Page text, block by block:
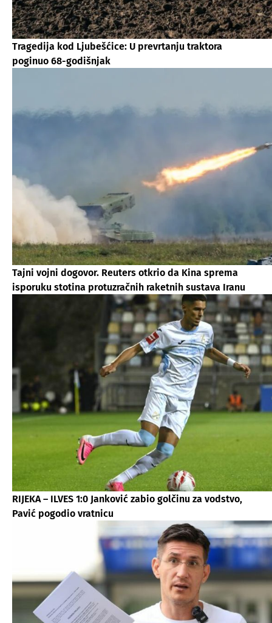
Tragedija kod Ljubešćice: U prevrtanju traktora
poginuo 68-godišnjak
Tajni vojni dogovor. Reuters otkrio da Kina sprema
isporuku stotina protuzračnih raketnih sustava Iranu
RIJEKA – ILVES 1:0 Janković zabio golčinu za vodstvo,
Pavić pogodio vratnicu